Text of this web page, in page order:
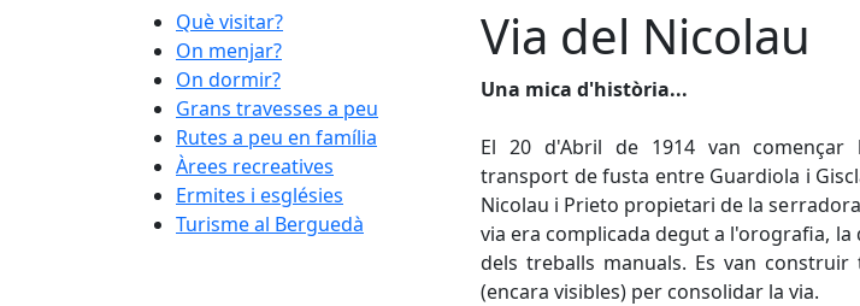
Què visitar?
On menjar?
On dormir?
Grans travesses a peu
Rutes a peu en família
Àrees recreatives
Ermites i esglésies
Turisme al Berguedà
Via del Nicolau
Una mica d'història...
El 20 d'Abril de 1914 van
transport de fusta entre Guardiola i
Nicolau i Prieto propietari de la
via era complicada degut a l'orografia,
dels treballs manuals. Es van
(encara visibles) per consolidar la via.